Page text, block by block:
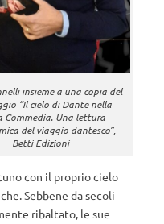
insieme a una copia del
“Il cielo di Dante nella
Commedia. Una lettura
del viaggio dantesco”,
Betti Edizioni
con il proprio cielo
Sebbene da secoli
ribaltato, le sue